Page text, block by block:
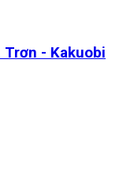
- Kakuobi